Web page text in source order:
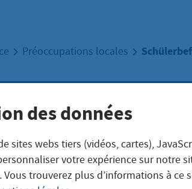
Préoccupations locales
und Schüler obliegt den
des données
sites webs tiers (vidéos, cartes),
votre expérience sur notre
trouverez plus d’informations à ce